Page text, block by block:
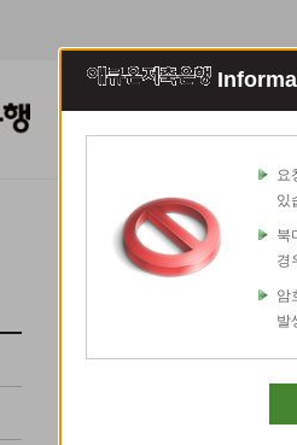
조회이체 예적
신용정보
신용정보의
고객님의 신
요
있
북
경
암
발